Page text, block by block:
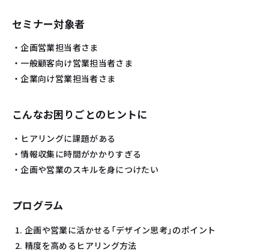
セミナー対象者
・企画営業担当者さま
・一般顧客向け営業担当者さま
・企業向け営業担当者さま
こんなお困りごとのヒントに
・ヒアリングに課題がある
・情報収集に時間がかかりすぎる
・企画や営業のスキルを身につけたい
プログラム
企画や営業に活かせる「デザイン思考」のポイント
精度を高めるヒアリング方法